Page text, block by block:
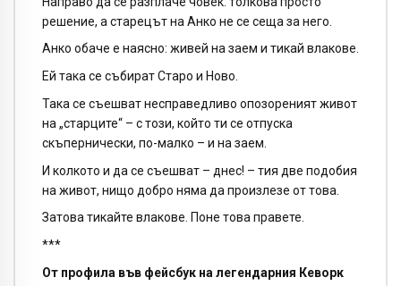
решение, а старецът на Анко не се сеща за него.
Анко обаче е наясно: живей на заем и тикай влакове.
Ей така се събират Старо и Ново.
Така се съешват несправедливо опозореният живот
на „старците“ – с този, който ти се отпуска
скъпернически, по-малко – и на заем.
И колкото и да се съешват – днес! – тия две подобия
на живот, нищо добро няма да произлезе от това.
Затова тикайте влакове. Поне това правете.
***
От профила във фейсбук на легендарния Кеворк